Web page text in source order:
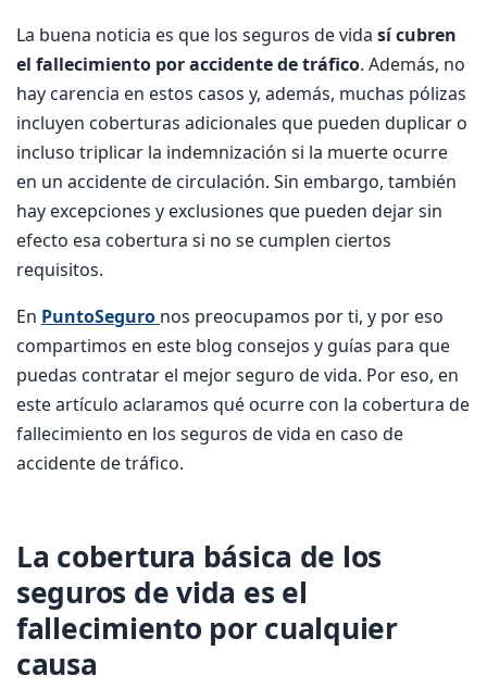
La buena noticia es que los seguros de vida sí cubren
el fallecimiento por accidente de tráfico. Además, no
hay carencia en estos casos y, además, muchas pólizas
incluyen coberturas adicionales que pueden duplicar o
incluso triplicar la indemnización si la muerte ocurre
en un accidente de circulación. Sin embargo, también
hay excepciones y exclusiones que pueden dejar sin
efecto esa cobertura si no se cumplen ciertos
requisitos.
En PuntoSeguro nos preocupamos por ti, y por eso
compartimos en este blog consejos y guías para que
puedas contratar el mejor seguro de vida. Por eso, en
este artículo aclaramos qué ocurre con la cobertura de
fallecimiento en los seguros de vida en caso de
accidente de tráfico.
La cobertura básica de los
seguros de vida es el
fallecimiento por cualquier
causa